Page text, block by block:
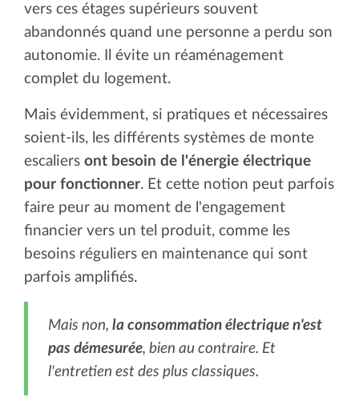
vers ces étages supérieurs souvent
abandonnés quand une personne a perdu son
autonomie. Il évite un réaménagement
complet du logement.
Mais évidemment, si pratiques et nécessaires
soient-ils, les différents systèmes de monte
escaliers ont besoin de l'énergie électrique
pour fonctionner. Et cette notion peut parfois
faire peur au moment de l'engagement
financier vers un tel produit, comme les
besoins réguliers en maintenance qui sont
parfois amplifiés.
Mais non, la consommation électrique n'est
pas démesurée, bien au contraire. Et
l'entretien est des plus classiques.